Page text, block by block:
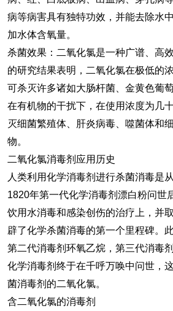
病等病害具有独特功效，并能去除水
加水体含氧量。
杀菌效果：二氧化氯是一种广谱、高
的研究结果表明，二氧化氯在极低的
可杀灭许多诸如大肠杆菌、金黄色葡
在有机物的干扰下，在使用浓度为几
灭细菌繁殖体、肝炎病毒、噬菌体和
物。
二氧化氯消毒剂应用历史
人类利用化学消毒剂进行杀菌消毒是
1820年第一代化学消毒剂漂白粉问世
饮用水消毒和感染创伤的治疗上，并
辟了化学杀菌消毒的第一个里程碑。
第二代消毒剂环氧乙烷，第三代消毒
化学消毒剂终于在千呼万唤中问世，
菌消毒剂的二氧化氯。
含二氧化氯的消毒剂